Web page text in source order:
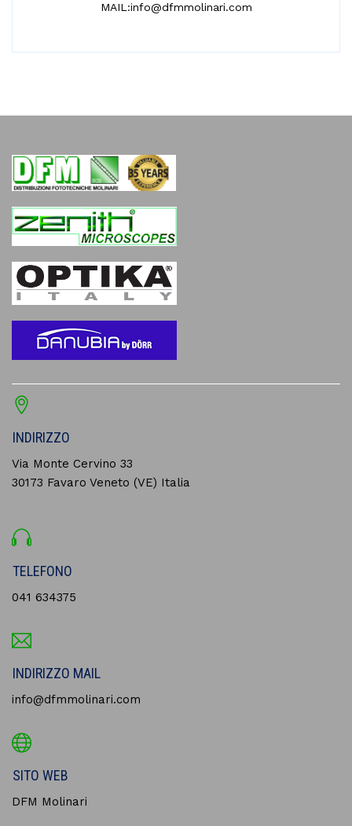
MAIL:info@dfmmolinari.com
INDIRIZZO
Via Monte Cervino 33
30173 Favaro Veneto (VE) Italia
TELEFONO
041 634375
INDIRIZZO MAIL
info@dfmmolinari.com
SITO WEB
DFM Molinari